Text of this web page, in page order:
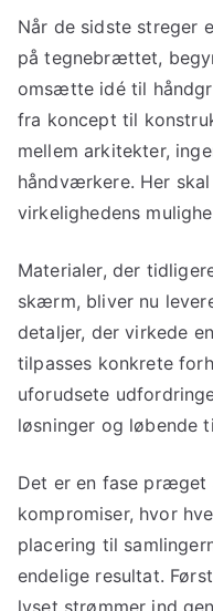
Når de sidste streger
på tegnebrættet,
omsætte idé til
fra koncept til
mellem arkitekter,
håndværkere. Her
virkelighedens
Materialer, der
skærm, bliver nu
detaljer, der virkede
tilpasses konkrete
uforudsete
løsninger og løbende
Det er en fase
kompromiser, hvor
placering til
endelige resultat.
lyset strømmer ind